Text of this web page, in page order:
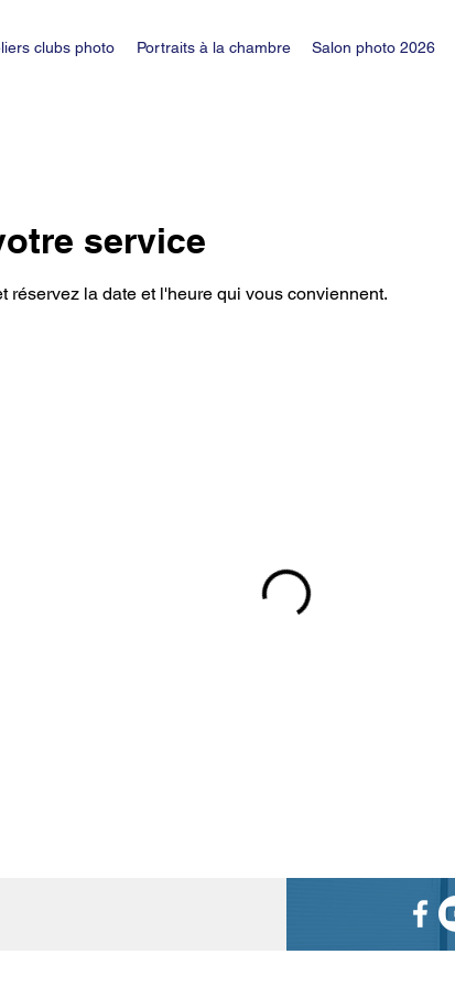
clubs photo Portraits à la chambre Salon photo 2026
service
réservez la date et l'heure qui vous conviennent.